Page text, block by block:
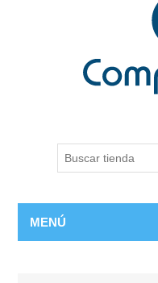
MENÚ